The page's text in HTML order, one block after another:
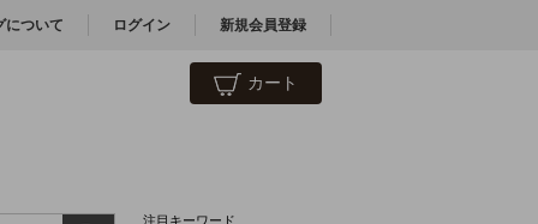
について ログイン 新規会員登録
カート
注目キーワード